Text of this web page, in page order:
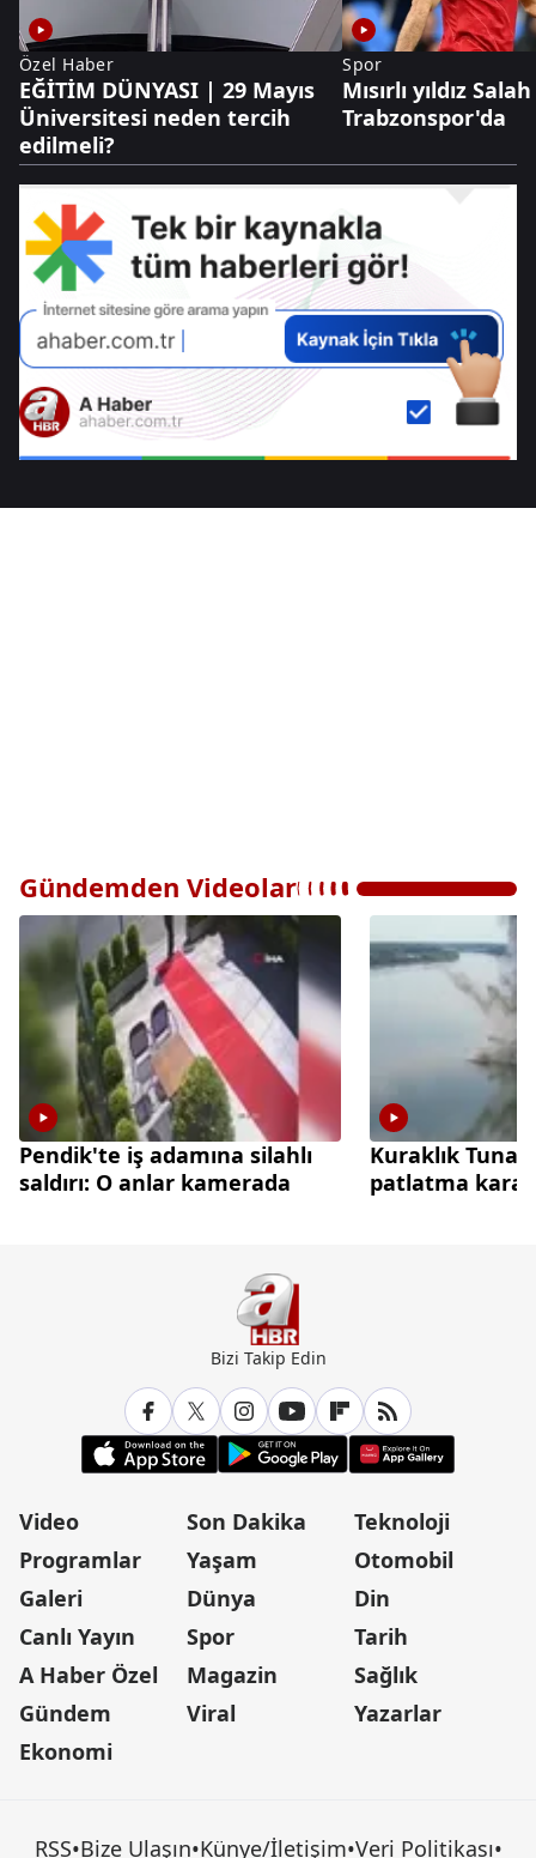
Özel Haber
EĞİTİM DÜNYASI | 29 Mayıs
Üniversitesi neden tercih
edilmeli?
Spor
Mısırlı yıldız Salah
Trabzonspor'da
Gündemden Videolar
Pendik'te iş adamına silahlı
saldırı: O anlar kamerada
Kuraklık Tuna
patlatma
Bizi Takip Edin
Video
Programlar
Galeri
Canlı Yayın
A Haber Özel
Gündem
Ekonomi
Son Dakika
Yaşam
Dünya
Spor
Magazin
Viral
Teknoloji
Otomobil
Din
Tarih
Sağlık
Yazarlar
RSS•Bize Ulaşın•Künye/İletişim•Veri Politikası•